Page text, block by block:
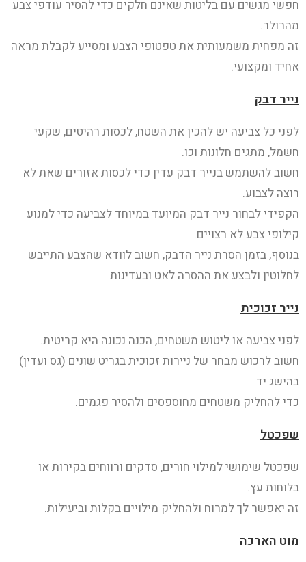
חפשי מגשים עם בליטות שאינם חלקים כדי להסיר עודפי צבע
מהרולר.
זה מפחית משמעותית את טפטופי הצבע ומסייע לקבלת מראה
אחיד ומקצועי.
נייר דבק
לפני כל צביעה יש להכין את השטח, לכסות רהיטים, שקעי
חשמל, מתגים חלונות וכו.
חשוב להשתמש בנייר דבק עדין כדי לכסות אזורים שאת לא
רוצה לצבוע.
הקפידי לבחור נייר דבק המיועד במיוחד לצביעה כדי למנוע
קילופי צבע לא רצויים.
בנוסף, בזמן הסרת נייר הדבק, חשוב לוודא שהצבע התייבש
לחלוטין ולבצע את ההסרה לאט ובעדינות
נייר זכוכית
לפני צביעה או ליטוש משטחים, הכנה נכונה היא קריטית.
חשוב לרכוש מבחר של ניירות זכוכית בגריט שונים (גס ועדין)
בהישג יד
כדי להחליק משטחים מחוספסים ולהסיר פגמים.
שפכטל
שפכטל שימושי למילוי חורים, סדקים ורווחים בקירות או
בלוחות עץ.
זה יאפשר לך למרוח ולהחליק מילויים בקלות וביעילות.
מוט הארכה